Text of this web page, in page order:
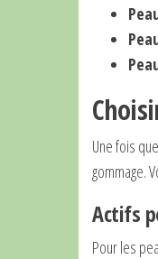
Une fois
gommage.
Actifs
Pour les